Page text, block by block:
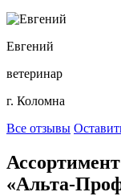
Евгений
ветеринар
г. Коломна
Все отзывы
«Альта-